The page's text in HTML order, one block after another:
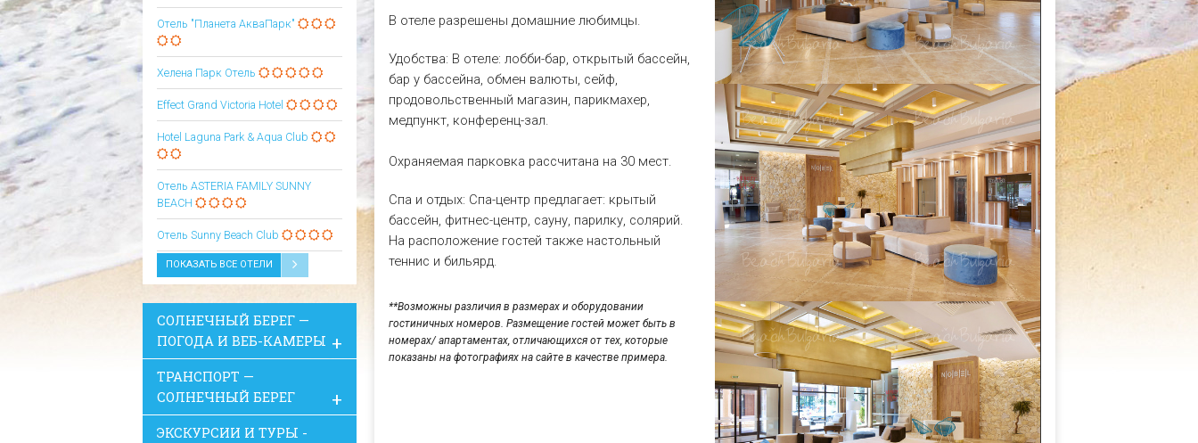
В отеле разрешены домашние любимцы.
Удобства: В отеле: лобби-бар, открытый бассейн,
бар у бассейна, обмен валюты, сейф,
продовольственный магазин, парикмахер,
медпункт, конференц-зал.
Охраняемая парковка рассчитана на 30 мест.
Спа и отдых: Спа-центр предлагает: крытый
бассейн, фитнес-центр, сауну, парилку, солярий.
На расположение гостей также настольный
теннис и бильярд.
**Возможны различия в размерах и оборудовании
гостиничных номеров. Размещение гостей может быть в
номерах/ апартаментах, отличающихся от тех, которые
показаны на фотографиях на сайте в качестве примера.
Отель "Планета АкваПарк"
Хелена Парк Отель
Effect Grand Victoria Hotel
Hotel Laguna Park & Aqua Club
Oтель ASTERIA FAMILY SUNNY
BEACH
Oтель Sunny Beach Club
ПОКАЗАТЬ ВСЕ ОТЕЛИ
СОЛНЕЧНЫЙ БЕРЕГ —
ПОГОДА И ВЕБ-КАМЕРЫ
ТРАНСПОРТ —
СОЛНЕЧНЫЙ БЕРЕГ
ЭКСКУРСИИ И ТУРЫ -